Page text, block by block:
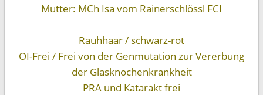
Mutter: MCh Isa vom Rainerschlössl FCI
Rauhhaar / schwarz-rot
OI-Frei / Frei von der Genmutation zur Vererbung
der Glasknochenkrankheit
PRA und Katarakt frei